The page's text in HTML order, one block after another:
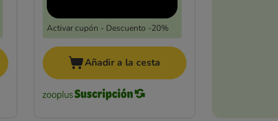
Activar cupón - Descuento -20%
Añadir a la cesta